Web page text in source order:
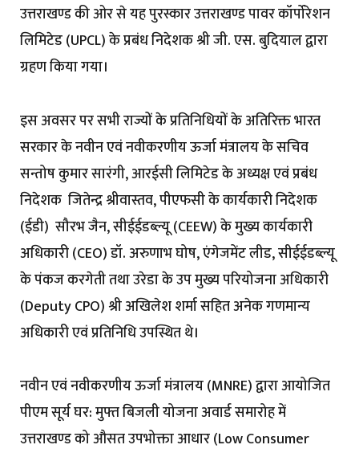
उत्तराखण्ड की ओर से यह पुरस्कार उत्तराखण्ड पावर कॉर्पोरेशन
लिमिटेड (UPCL) के प्रबंध निदेशक श्री जी. एस. बुदियाल द्वारा
ग्रहण किया गया।
इस अवसर पर सभी राज्यों के प्रतिनिधियों के अतिरिक्त भारत
सरकार के नवीन एवं नवीकरणीय ऊर्जा मंत्रालय के सचिव
सन्तोष कुमार सारंगी, आरईसी लिमिटेड के अध्यक्ष एवं प्रबंध
निदेशक जितेन्द्र श्रीवास्तव, पीएफसी के कार्यकारी निदेशक
(ईडी) सौरभ जैन, सीईईडब्ल्यू (CEEW) के मुख्य कार्यकारी
अधिकारी (CEO) डॉ. अरुणाभ घोष, एंगेजमेंट लीड, सीईईडब्ल्यू
के पंकज करगेती तथा उरेडा के उप मुख्य परियोजना अधिकारी
(Deputy CPO) श्री अखिलेश शर्मा सहित अनेक गणमान्य
अधिकारी एवं प्रतिनिधि उपस्थित थे।
नवीन एवं नवीकरणीय ऊर्जा मंत्रालय (MNRE) द्वारा आयोजित
पीएम सूर्य घर: मुफ्त बिजली योजना अवार्ड समारोह में
उत्तराखण्ड को औसत उपभोक्ता आधार (Low Consumer